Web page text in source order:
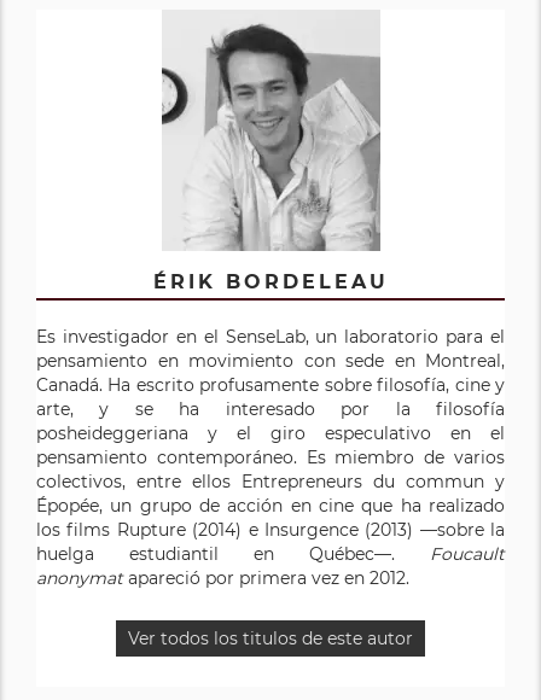
ÉRIK BORDELEAU
Es investigador en el SenseLab, un laboratorio para el
pensamiento en movimiento con sede en Montreal,
Canadá. Ha escrito profusamente sobre filosofía, cine y
arte, y se ha interesado por la filosofía
posheideggeriana y el giro especulativo en el
pensamiento contemporáneo. Es miembro de varios
colectivos, entre ellos Entrepreneurs du commun y
Épopée, un grupo de acción en cine que ha realizado
los films Rupture (2014) e Insurgence (2013) —sobre la
huelga estudiantil en Québec—. Foucault
anonymatapareció por primera vez en 2012.
Ver todos los titulos de este autor